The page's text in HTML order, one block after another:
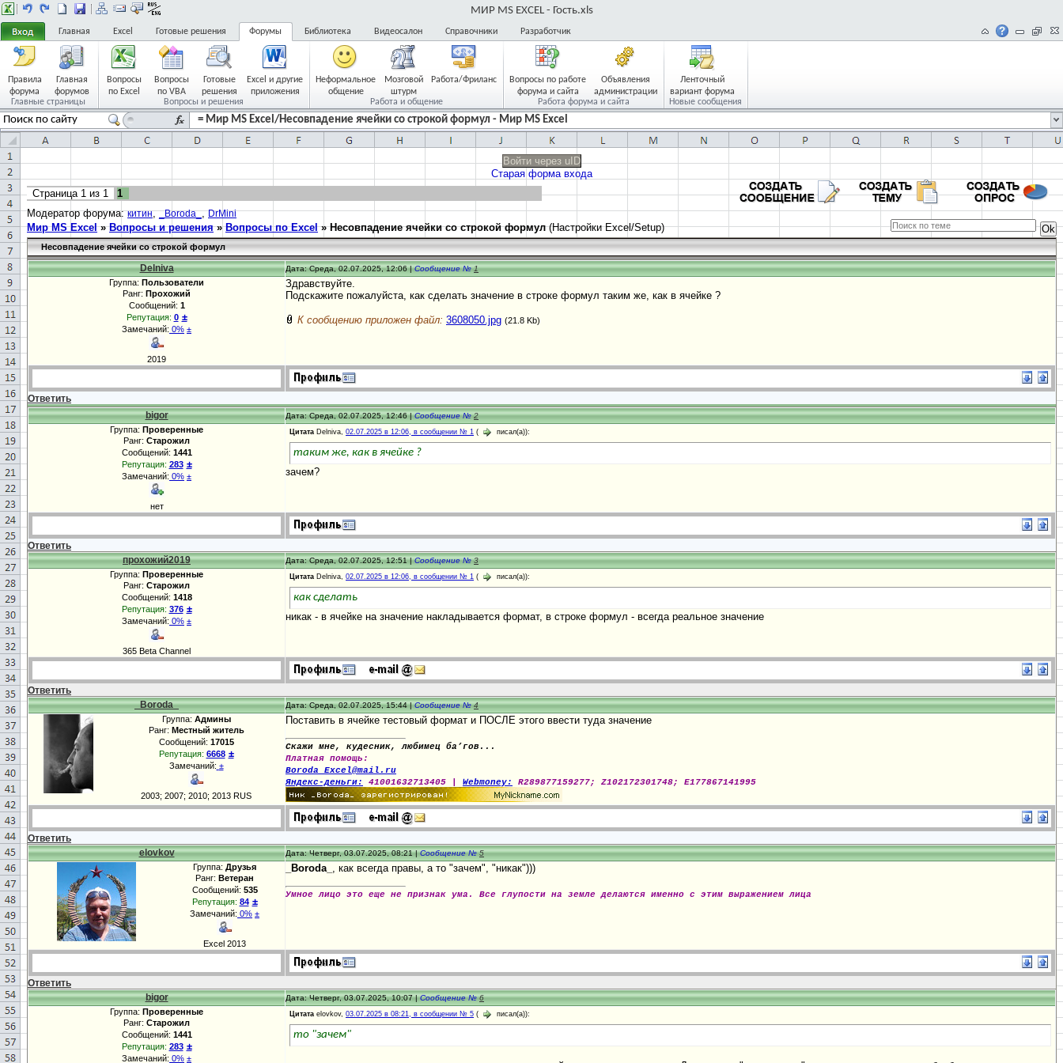
МИР MS EXCEL - Гость.xls
Главная Excel Готовые решения Форумы Библиотека Видеосалон Справочники Разработчик
Правила
форума
Главная
форумов
Главные страницы
Вопросы
по Excel
Вопросы
по VBA
Готовые
решения
Excel и другие
приложения
Вопросы и решения
Неформальное
общение
Мозговой
штурм
Работа/Фриланс
Работа и общение
Вопросы по работе
форума и сайта
Объявления
администрации
Работа форума и сайта
Ленточный
вариант форума
Новые сообщения
= Мир MS Excel/Несовпадение ячейки со строкой формул - Мир MS Excel
Войти через uID
Старая форма входа
Страница 1 из 1
1
Модератор форума:китин,_Boroda_,DrMini
Мир MS Excel » Вопросы и решения » Вопросы по Excel » Несовпадение ячейки со строкой формул (Настройки Excel/Setup)
Несовпадение ячейки со строкой формул
Delniva Дата: Среда, 02.07.2025, 12:06 |Сообщение №1
Группа: Пользователи
Ранг: Прохожий
Сообщений: 1
Репутация: 0 ±
Замечаний: 0% ±
2019
Здравствуйте.
Подскажите пожалуйста, как сделать значение в строке формул таким же, как в ячейке ?
К сообщению приложен файл: 3608050.jpg (21.8 Kb)
Ответить
bigor
Дата: Среда, 02.07.2025, 12:46 |Сообщение №2
Группа: Проверенные
Ранг: Старожил
Сообщений: 1441
Репутация: 283 ±
Замечаний: 0% ±
нет
Цитата Delniva, 02.07.2025 в 12:06, в сообщении № 1 ( писал(а)):
таким же, как в ячейке ?
зачем?
Ответить
прохожий2019
Дата: Среда, 02.07.2025, 12:51 |Сообщение №3
Группа: Проверенные
Ранг: Старожил
Сообщений: 1418
Репутация: 376 ±
Замечаний: 0% ±
365 Beta Channel
Цитата Delniva, 02.07.2025 в 12:06, в сообщении № 1 ( писал(а)):
как сделать
никак - в ячейке на значение накладывается формат, в строке формул - всегда реальное значение
Ответить
_Boroda_
Дата: Среда, 02.07.2025, 15:44 |Сообщение №4
Группа: Админы
Ранг: Местный житель
Сообщений: 17015
Репутация: 6668 ±
Замечаний: ±
2003; 2007; 2010; 2013 RUS
Поставить в ячейке тестовый формат и ПОСЛЕ этого ввести туда значение
Скажи мне, кудесник, любимец ба’гов...
Платная помощь:
Boroda_Excel@mail.ru
Яндекс-деньги:
41001632713405 | Webmoney: R289877159277; Z102172301748; E177867141995
Ответить
elovkov
Дата: Четверг, 03.07.2025, 08:21 |Сообщение №5
Группа: Друзья
Ранг: Ветеран
Сообщений: 535
Репутация: 84 ±
Замечаний: 0% ±
Excel 2013
_Boroda_ , как всегда правы, а то "зачем", "никак")))
Умное лицо это еще не признак ума. Все глупости на земле делаются именно с этим выражением лица
Ответить
bigor
Дата: Четверг, 03.07.2025, 10:07 |Сообщение №6
Группа: Проверенные
Ранг: Старожил
Сообщений: 1441
Репутация: 283 ±
Замечаний: 0% ±
Цитата elovkov, 03.07.2025 в 08:21, в сообщении № 5 ( писал(а)):
то "зачем"